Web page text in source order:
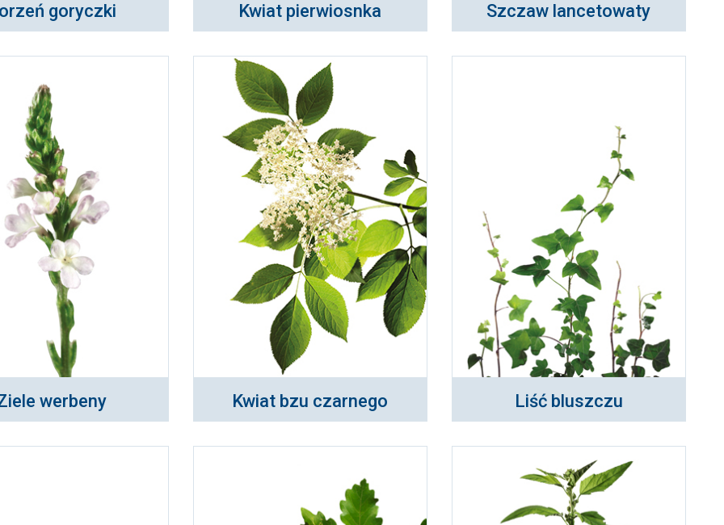
goryczki Kwiat pierwiosnka Szczaw lancetowaty
werbeny Kwiat bzu czarnego Liść bluszczu